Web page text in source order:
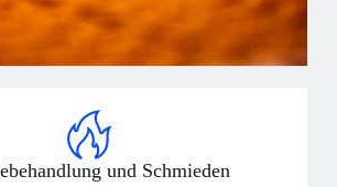
und Schmieden